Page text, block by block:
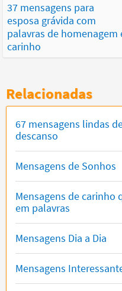
37 mensagens para
esposa grávida com
palavras de homenagem
carinho
Relacionadas
67 mensagens lindas
descanso
Mensagens de Sonhos
Mensagens de
em palavras
Mensagens Dia a Dia
Mensagens